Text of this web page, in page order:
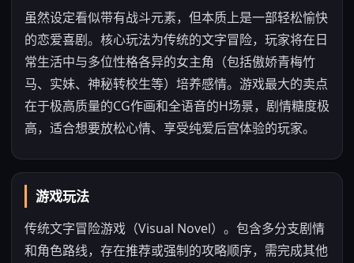
虽然设定看似带有战斗元素，但本质上是一部轻松愉快
的恋爱喜剧。核心玩法为传统的文字冒险，玩家将在日
常生活中与多位性格各异的女主角（包括傲娇青梅竹
马、实妹、神秘转校生等）培养感情。游戏最大的卖点
在于极高质量的CG作画和全语音的H场景，剧情糖度极
高，适合想要放松心情、享受纯爱后宫体验的玩家。
游戏玩法
传统文字冒险游戏（Visual Novel）。包含多分支剧情
和角色路线，存在推荐或强制的攻略顺序，需完成其他